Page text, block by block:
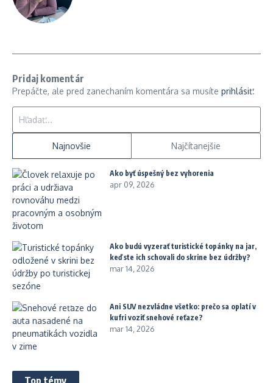
Pridaj komentár
Prepáčte, ale pred zanechaním komentára sa musíte prihlásiť.
Najnovšie Najčítanejšie
Ako byť úspešný bez vyhorenia
apr 09, 2026
Ako budú vyzerať turistické topánky na jar,
keď ste ich schovali do skrine bez údržby?
mar 14, 2026
Ani SUV nezvládne všetko: prečo sa oplatí v
kufri voziť snehové reťaze?
mar 14, 2026
Top témy